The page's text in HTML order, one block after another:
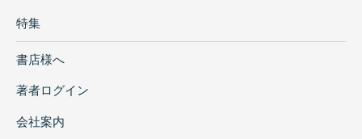
特集
書店様へ
著者ログイン
会社案内